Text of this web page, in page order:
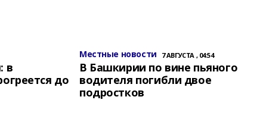
в
до
Местные новости 7 АВГУСТА , 04:54
В Башкирии по вине пьяного
водителя погибли двое
подростков